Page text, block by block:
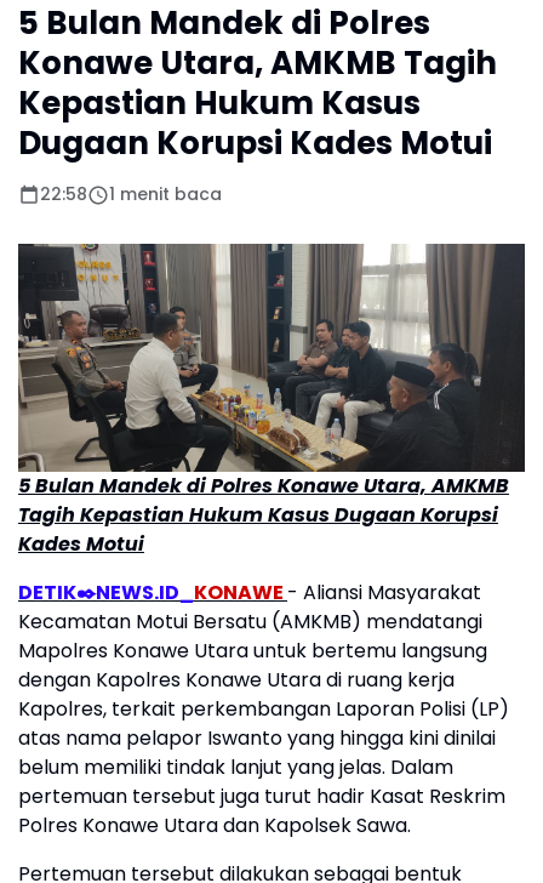
5 Bulan Mandek di Polres
Konawe Utara, AMKMB Tagih
Kepastian Hukum Kasus
Dugaan Korupsi Kades Motui
22:58 1 menit baca
5 Bulan Mandek di Polres Konawe Utara, AMKMB
Tagih Kepastian Hukum Kasus Dugaan Korupsi
Kades Motui
DETIK✒️NEWS.ID_KONAWE - Aliansi Masyarakat
Kecamatan Motui Bersatu (AMKMB) mendatangi
Mapolres Konawe Utara untuk bertemu langsung
dengan Kapolres Konawe Utara di ruang kerja
Kapolres, terkait perkembangan Laporan Polisi (LP)
atas nama pelapor Iswanto yang hingga kini dinilai
belum memiliki tindak lanjut yang jelas. Dalam
pertemuan tersebut juga turut hadir Kasat Reskrim
Polres Konawe Utara dan Kapolsek Sawa.
Pertemuan tersebut dilakukan sebagai bentuk